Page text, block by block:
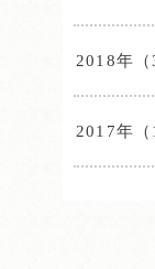
2018年（
2017年（